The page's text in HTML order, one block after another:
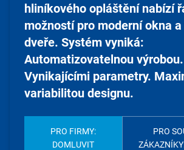
hliníkového opláštění nabízí
možností pro moderní okna
dveře. Systém vyniká:
Automatizovatelnou výrobou.
Vynikajícími parametry.
variabilitou designu.
PRO FIRMY:
DOMLUVIT
PRO